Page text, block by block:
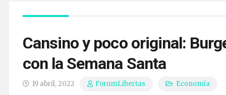
Cansino y poco original:
con la Semana Santa
19 abril, 2022 ForumLibertas Economía